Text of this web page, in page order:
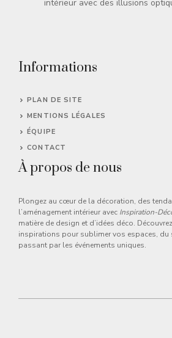
intérieur avec des illusions
Informations
PLAN DE SITE
MENTIONS LÉGALES
ÉQUIPE
CONTACT
À propos de nous
Plongez au cœur de la décoration, des
l’aménagement intérieur avec Inspiration-
matière de design et d’idées déco.
inspirations pour sublimer vos espaces, du
passant par les événements uniques.